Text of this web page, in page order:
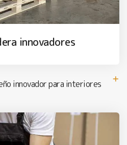
innovadores
innovador para interiores